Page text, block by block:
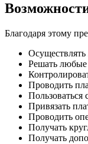
Благодаря этому
Решать любые
Проводить
Пользоваться
Привязать
Проводить
Получать
Получать